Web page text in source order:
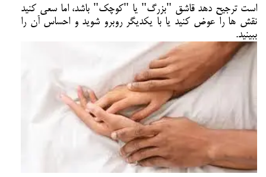
است ترجیح دهد قاشق "بزرگ" یا "کوچک" باشد، اما سعی کنید
نقش ها را عوض کنید یا با یکدیگر روبرو شوید و احساس آن را
ببینید.